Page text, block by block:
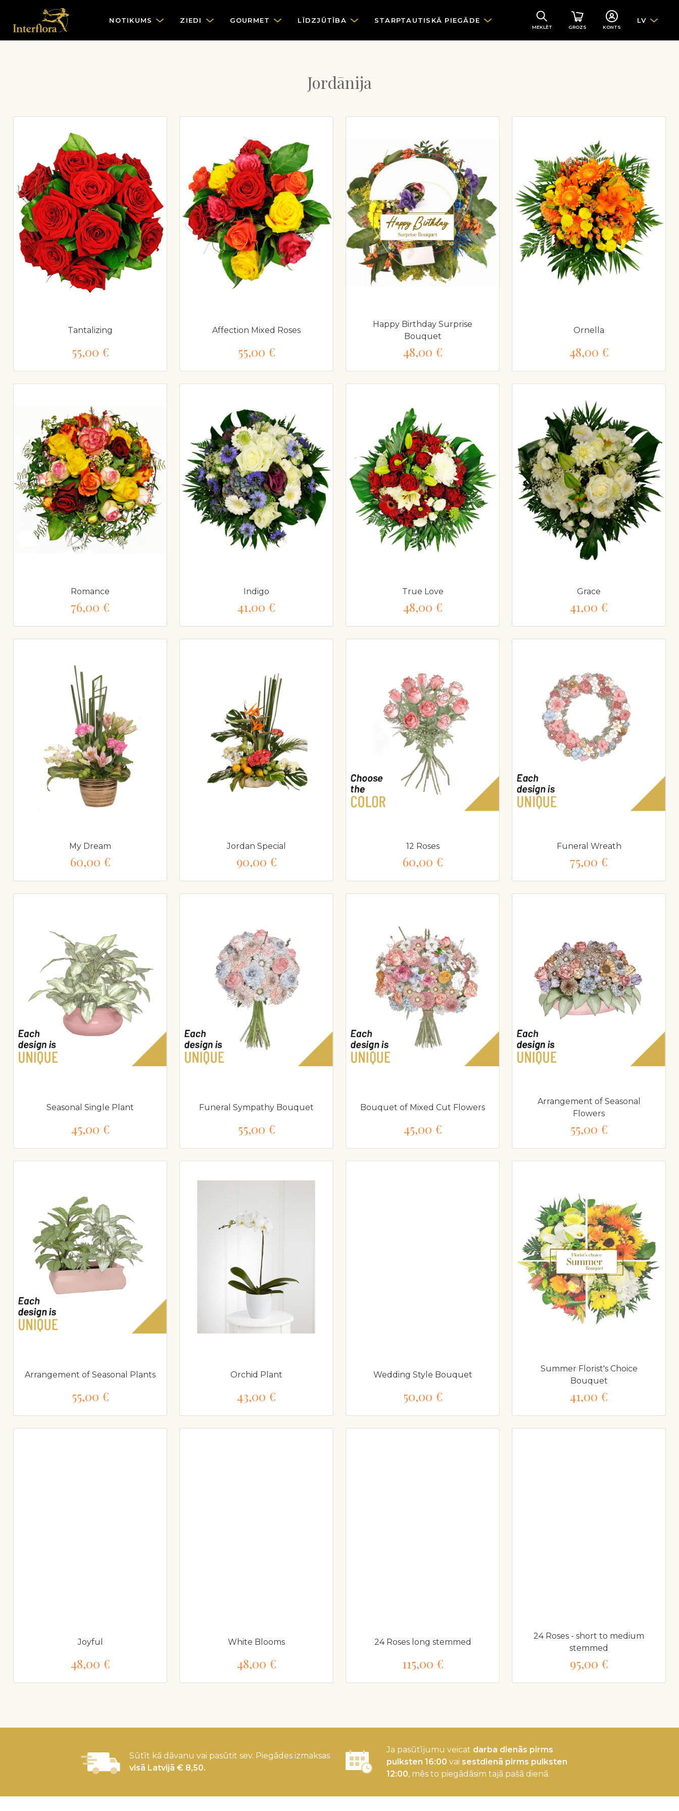
NOTIKUMS ZIEDI GOURMET LĪDZJŪTĪBA STARPTAUTISKĀ PIEGĀDE
MEKLĒT GROZS KONTS
LV
Jordānija
Tantalizing
55,00 €
Affection Mixed Roses
55,00 €
Happy Birthday Surprise
Bouquet
48,00 €
Ornella
48,00 €
Romance
76,00 €
Indigo
41,00 €
True Love
48,00 €
Grace
41,00 €
My Dream
60,00 €
Jordan Special
90,00 €
12 Roses
60,00 €
Funeral Wreath
75,00 €
Seasonal Single Plant
45,00 €
Funeral Sympathy Bouquet
55,00 €
Bouquet of Mixed Cut Flowers
45,00 €
Arrangement of Seasonal
Flowers
55,00 €
Arrangement of Seasonal Plants
55,00 €
Orchid Plant
43,00 €
Wedding Style Bouquet
50,00 €
Summer Florist's Choice
Bouquet
41,00 €
Joyful
48,00 €
White Blooms
48,00 €
24 Roses long stemmed
115,00 €
24 Roses - short to medium
stemmed
95,00 €
Sūtīt kā dāvanu vai pasūtit sev. Piegādes izmaksas
visā Latvijā € 8,50.
Ja pasūtījumu veicat darba dienās pirms
pulksten 16:00 vai sestdienā pirms pulksten
12:00, mēs to piegādāsim tajā pašā dienā.